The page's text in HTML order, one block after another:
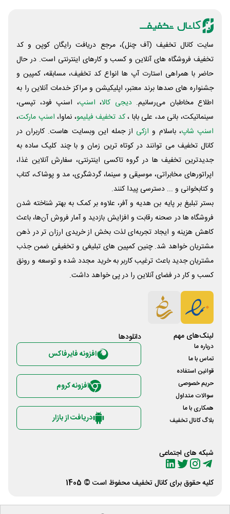
سایت کانال تخفیف (آف چنل)، مرجع دریافت رایگان کوپن و کد
تخفیف فروشگاه های آنلاین و کسب و‌ کارهای اینترنتی است. در حال
حاضر با همراهی استارت آپ ها انواع کد تخفیف، مسابقه، کمپین و
جشنواره های صدها برند معتبر، اپلیکیشن و مراکز خدمات آنلاین را به
اطلاع مخاطبان می‌رسانیم. دیجی کالا، اسنپ، اسنپ فود، تپسی،
سینماتیکت، بانی مد، علی‌ بابا ،کد تخفیف فیلیمو، نماوا، اسنپ مارکت،
اسنپ شاپ، باسلام و ازکی از جمله این وبسایت ‌هاست. کاربران در
کانال تخفیف می توانند در کوتاه ترین زمان و با چند کلیک ساده به
جدیدترین تخفیف ها در گروه تاکسی اینترنتی، سفارش آنلاین غذا،
اپراتورهای مخابراتی، موسیقی و سینما، گردشگری، مد و پوشاک، کتاب
و کتابخوانی و ... دسترسی پیدا کنند.
بستر تبلیغ بر پایه بن هدیه و آفر، علاوه بر کمک به بهتر شناخته شدن
فروشگاه ها در صحنه رقابت و افزایش بازدید و آمار فروش آن‌ها، باعث
کاهش هزینه و ایجاد تجربه‌ای لذت بخش از خریدی ارزان تر در ذهن
مشتریان خواهد شد. چنین کمپین های تبلیغی و تخفیفی ضمن جذب
مشتریان جدید باعث ترغیب کاربر به خرید مجدد شده و توسعه و رونق
کسب و کار در فضای آنلاین را در پی خواهد داشت.
لینک‌های مهم
درباره ما
تماس با ما
قوانین استفاده
حریم خصوصی
سوالات متداول
همکاری با ما
بلاگ کانال تخفیف
شبکه های اجتماعی
دانلود‌ها
افزونه فایرفاکس
افزونه کروم
دریافت از بازار
کلیه حقوق برای کانال تخفیفمحفوظ است © 1405